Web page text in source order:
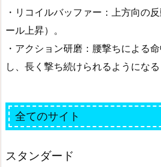
・リコイルバッファー：上方向の
ール上昇）。
・アクション研磨：腰撃ちによる
し、長く撃ち続けられるようになる
全てのサイト
スタンダード